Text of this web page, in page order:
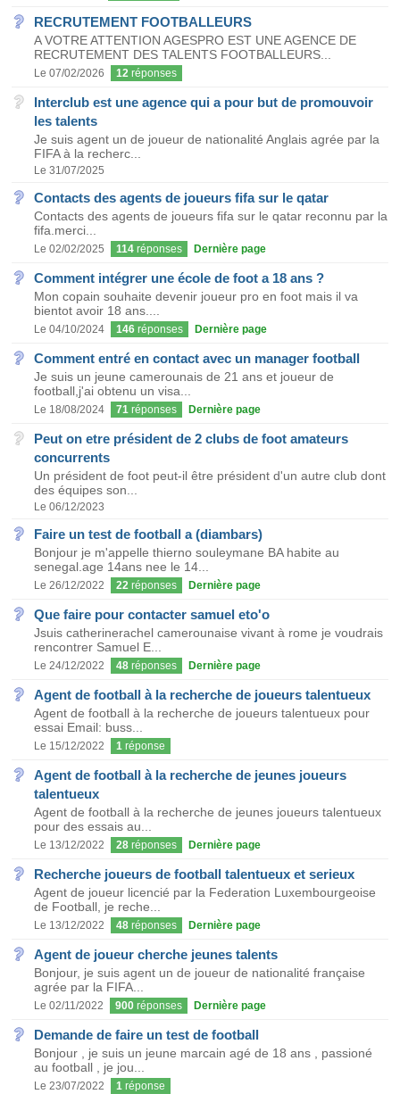
RECRUTEMENT FOOTBALLEURS
A VOTRE ATTENTION AGESPRO EST UNE AGENCE DE
RECRUTEMENT DES TALENTS FOOTBALLEURS...
Le 07/02/2026 12 réponses
Interclub est une agence qui a pour but de promouvoir
les talents
Je suis agent un de joueur de nationalité Anglais agrée par la
FIFA à la recherc...
Le 31/07/2025
Contacts des agents de joueurs fifa sur le qatar
Contacts des agents de joueurs fifa sur le qatar reconnu par la
fifa.merci...
Le 02/02/2025 114 réponses Dernière page
Comment intégrer une école de foot a 18 ans ?
Mon copain souhaite devenir joueur pro en foot mais il va
bientot avoir 18 ans....
Le 04/10/2024 146 réponses Dernière page
Comment entré en contact avec un manager football
Je suis un jeune camerounais de 21 ans et joueur de
football,j'ai obtenu un visa...
Le 18/08/2024 71 réponses Dernière page
Peut on etre président de 2 clubs de foot amateurs
concurrents
Un président de foot peut-il être président d'un autre club dont
des équipes son...
Le 06/12/2023
Faire un test de football a (diambars)
Bonjour je m'appelle thierno souleymane BA habite au
senegal.age 14ans nee le 14...
Le 26/12/2022 22 réponses Dernière page
Que faire pour contacter samuel eto'o
Jsuis catherinerachel camerounaise vivant à rome je voudrais
rencontrer Samuel E...
Le 24/12/2022 48 réponses Dernière page
Agent de football à la recherche de joueurs talentueux
Agent de football à la recherche de joueurs talentueux pour
essai Email: buss...
Le 15/12/2022 1 réponse
Agent de football à la recherche de jeunes joueurs
talentueux
Agent de football à la recherche de jeunes joueurs talentueux
pour des essais au...
Le 13/12/2022 28 réponses Dernière page
Recherche joueurs de football talentueux et serieux
Agent de joueur licencié par la Federation Luxembourgeoise
de Football, je reche...
Le 13/12/2022 48 réponses Dernière page
Agent de joueur cherche jeunes talents
Bonjour, je suis agent un de joueur de nationalité française
agrée par la FIFA...
Le 02/11/2022 900 réponses Dernière page
Demande de faire un test de football
Bonjour , je suis un jeune marcain agé de 18 ans , passioné
au football , je jou...
Le 23/07/2022 1 réponse